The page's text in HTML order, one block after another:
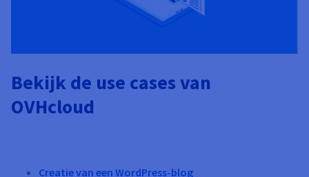
Bekijk de use cases van
OVHcloud
Creatie van een WordPress-blog